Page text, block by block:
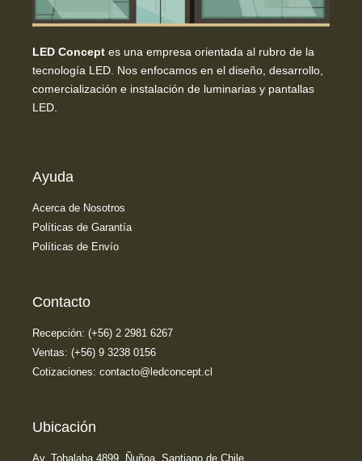
LED Concept es una empresa orientada al rubro de la
tecnología LED. Nos enfocamos en el diseño, desarrollo,
comercialización e instalación de luminarias y pantallas
LED.
Ayuda
Acerca de Nosotros
Políticas de Garantía
Políticas de Envío
Contacto
Recepción: (+56) 2 2981 6267
Ventas: (+56) 9 3238 0156
Cotizaciones: contacto@ledconcept.cl
Ubicación
Av. Tobalaba 4899, Ñuñoa. Santiago de Chile.